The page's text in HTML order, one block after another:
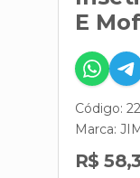
E
Código:
Marca:
R$